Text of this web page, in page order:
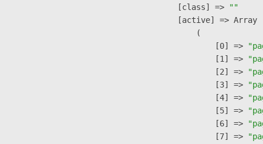
            [class] =>
""
            [active] => Array
                (
                    [0] =>
                    [1] =>
                    [2] =>
                    [3] =>
                    [4] =>
                    [5] =>
                    [6] =>
                    [7] =>